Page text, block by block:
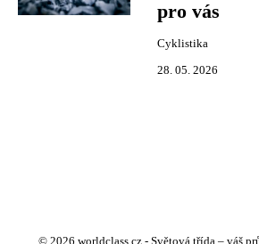
pro vás
Cyklistika
28. 05. 2026
© 2026 worldclass.cz - Světová třída – váš